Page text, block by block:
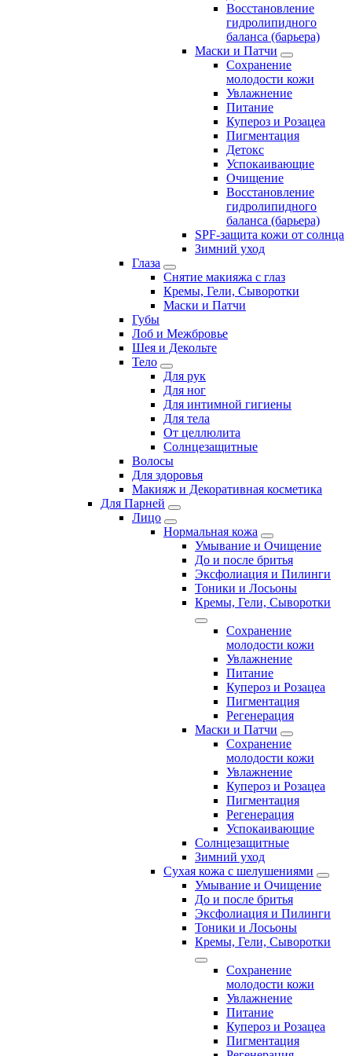
Восстановление
гидролипидного
баланса (барьера)
Маски и Патчи
Сохранение
молодости кожи
Увлажнение
Питание
Купероз и Розацеа
Пигментация
Детокс
Успокаивающие
Очищение
Восстановление
гидролипидного
баланса (барьера)
SPF-защита кожи от солнца
Зимний уход
Глаза
Снятие макияжа с глаз
Кремы, Гели, Сыворотки
Маски и Патчи
Губы
Лоб и Межбровье
Шея и Декольте
Тело
Для рук
Для ног
Для интимной гигиены
Для тела
От целлюлита
Солнцезащитные
Волосы
Для здоровья
Макияж и Декоративная косметика
Для Парней
Лицо
Нормальная кожа
Умывание и Очищение
До и после бритья
Эксфолиация и Пилинги
Тоники и Лосьоны
Кремы, Гели, Сыворотки
Сохранение
молодости кожи
Увлажнение
Питание
Купероз и Розацеа
Пигментация
Регенерация
Маски и Патчи
Сохранение
молодости кожи
Увлажнение
Купероз и Розацеа
Пигментация
Регенерация
Успокаивающие
Солнцезащитные
Зимний уход
Сухая кожа с шелушениями
Умывание и Очищение
До и после бритья
Эксфолиация и Пилинги
Тоники и Лосьоны
Кремы, Гели, Сыворотки
Сохранение
молодости кожи
Увлажнение
Питание
Купероз и Розацеа
Пигментация